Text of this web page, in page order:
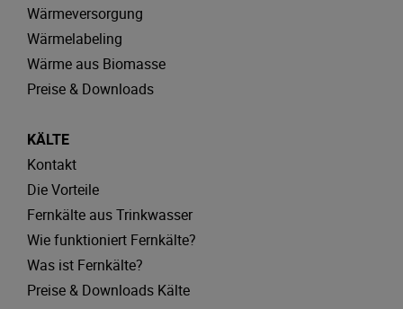
Wärmeversorgung
Wärmelabeling
Wärme aus Biomasse
Preise & Downloads
KÄLTE
Kontakt
Die Vorteile
Fernkälte aus Trinkwasser
Wie funktioniert Fernkälte?
Was ist Fernkälte?
Preise & Downloads Kälte